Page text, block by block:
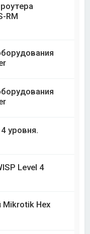
RM
уровня.
Level 4
Mikrotik Hex